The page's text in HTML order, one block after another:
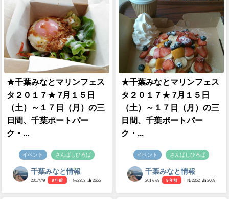
★千葉みなとマリンフェス
タ２０１７★ 7月１５日
（土）～１７日（月）の三
日間、千葉ポートパー
ク・...
イベント さんばしひろば
千葉みなと情報
2017/7/9 9 年前 - №2353 2655
★千葉みなとマリンフェス
タ２０１７★ 7月１５日
（土）～１７日（月）の三
日間、千葉ポートパー
ク・...
イベント さんばしひろば
千葉みなと情報
2017/7/9 9 年前 - №2352 2669